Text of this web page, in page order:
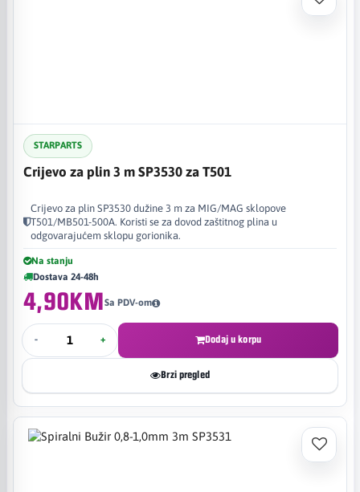
STARPARTS
Crijevo za plin 3 m SP3530 za T501
Crijevo za plin SP3530 dužine 3 m za MIG/MAG sklopove
T501/MB501-500A. Koristi se za dovod zaštitnog plina u
odgovarajućem sklopu gorionika.
Na stanju
Dostava 24-48h
4,90KMSa PDV-om
- + Dodaj u korpu
Brzi pregled